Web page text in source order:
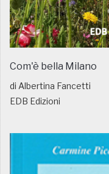
Com'è bella Milano
di Albertina Fancetti
EDB Edizioni